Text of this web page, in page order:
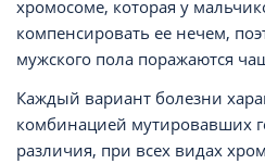
хромосоме, которая у
компенсировать ее нечем,
мужского пола поражаются
Каждый вариант болезни
комбинацией мутировавших
различия, при всех видах